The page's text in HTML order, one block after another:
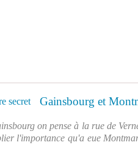
on pense à la rue de
l'importance qu'a eue